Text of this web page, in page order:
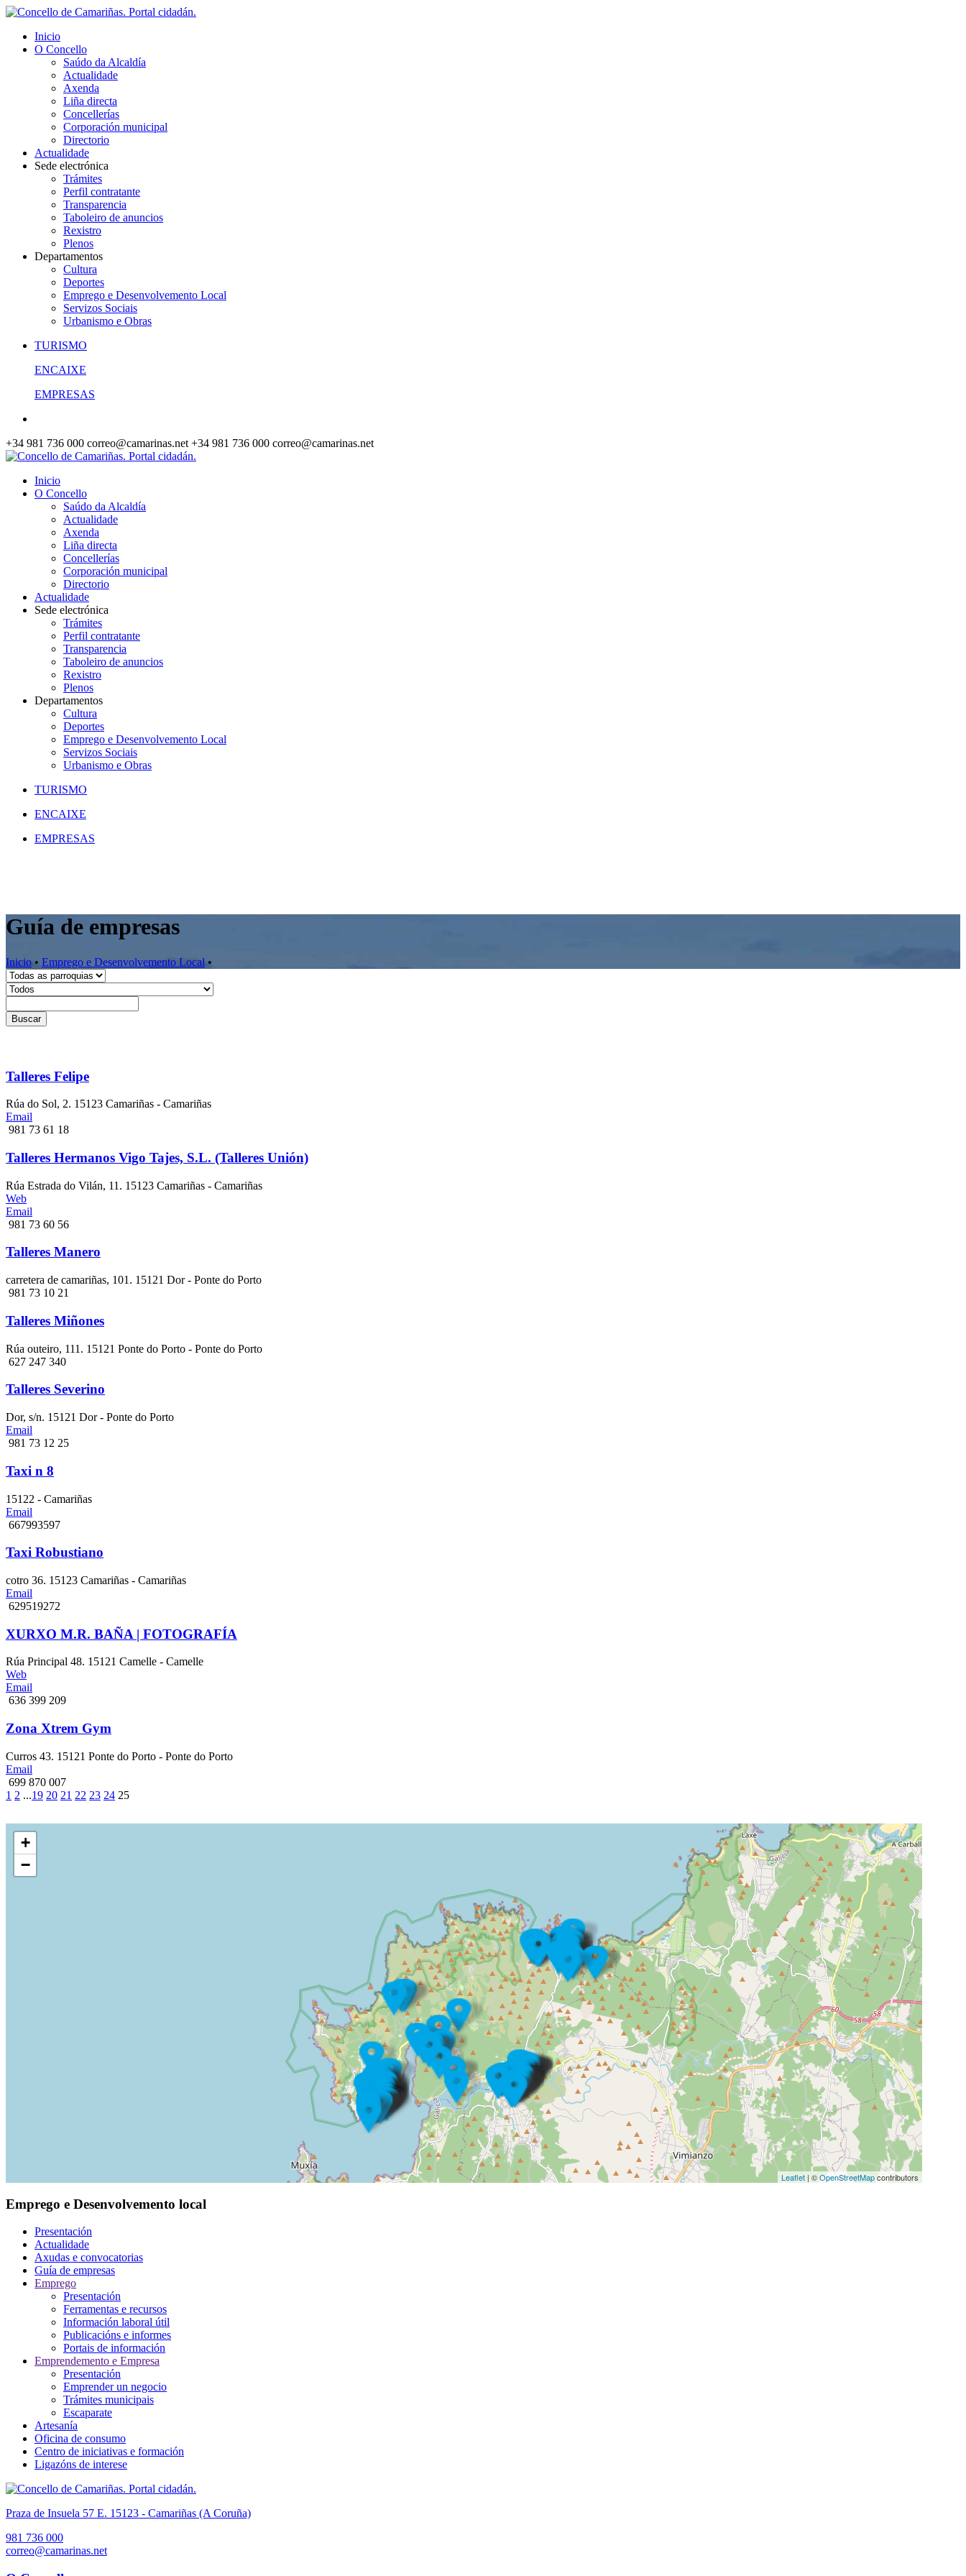
Inicio
O Concello
Saúdo da Alcaldía
Actualidade
Axenda
Liña directa
Concellerías
Corporación municipal
Directorio
Actualidade
Sede electrónica
Trámites
Perfil contratante
Transparencia
Taboleiro de anuncios
Rexistro
Plenos
Departamentos
Cultura
Deportes
Emprego e Desenvolvemento Local
Servizos Sociais
Urbanismo e Obras
TURISMO
ENCAIXE
EMPRESAS
+34 981 736 000 correo@camarinas.net +34 981 736 000 correo@camarinas.net
Inicio
O Concello
Saúdo da Alcaldía
Actualidade
Axenda
Liña directa
Concellerías
Corporación municipal
Directorio
Actualidade
Sede electrónica
Trámites
Perfil contratante
Transparencia
Taboleiro de anuncios
Rexistro
Plenos
Departamentos
Cultura
Deportes
Emprego e Desenvolvemento Local
Servizos Sociais
Urbanismo e Obras
TURISMO
ENCAIXE
EMPRESAS
Guía de empresas
Inicio • Emprego e Desenvolvemento Local •
Buscar
Talleres Felipe
Rúa do Sol, 2. 15123 Camariñas - Camariñas
Email
981 73 61 18
Talleres Hermanos Vigo Tajes, S.L. (Talleres Unión)
Rúa Estrada do Vilán, 11. 15123 Camariñas - Camariñas
Web
Email
981 73 60 56
Talleres Manero
carretera de camariñas, 101. 15121 Dor - Ponte do Porto
981 73 10 21
Talleres Miñones
Rúa outeiro, 111. 15121 Ponte do Porto - Ponte do Porto
627 247 340
Talleres Severino
Dor, s/n. 15121 Dor - Ponte do Porto
Email
981 73 12 25
Taxi n 8
15122 - Camariñas
Email
667993597
Taxi Robustiano
cotro 36. 15123 Camariñas - Camariñas
Email
629519272
XURXO M.R. BAÑA | FOTOGRAFÍA
Rúa Principal 48. 15121 Camelle - Camelle
Web
Email
636 399 209
Zona Xtrem Gym
Curros 43. 15121 Ponte do Porto - Ponte do Porto
Email
699 870 007
1 2 ...19 20 21 22 23 24 25
+
−
Leaflet| ©OpenStreetMapcontributors
Emprego e Desenvolvemento local
Presentación
Actualidade
Axudas e convocatorias
Guía de empresas
Emprego
Presentación
Ferramentas e recursos
Información laboral útil
Publicacións e informes
Portais de información
Emprendemento e Empresa
Presentación
Emprender un negocio
Trámites municipais
Escaparate
Artesanía
Oficina de consumo
Centro de iniciativas e formación
Ligazóns de interese
Praza de Insuela 57 E. 15123 - Camariñas (A Coruña)
981 736 000
correo@camarinas.net